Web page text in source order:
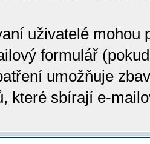
uživatelé mohou
formulář
umožňuje
které sbírají e-